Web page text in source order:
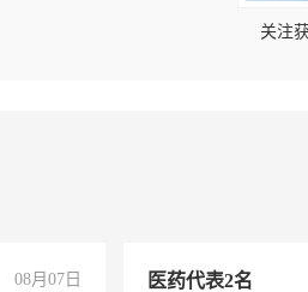
关注
08月07日 医药代表2名